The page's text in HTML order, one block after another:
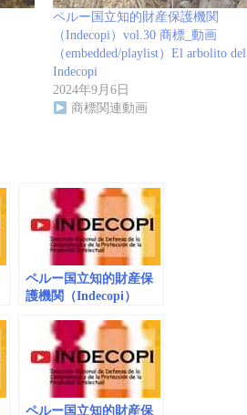
ペルー国立知的財産保護機関
（Indecopi）vol.30 商標_動画
（embedded/playlist）El arbolito del
Indecopi
2024年9月6日
商標関連動画
ペルー国立知的財産保
護機関（Indecopi）
（embedded）
ペルー国立知的財産保